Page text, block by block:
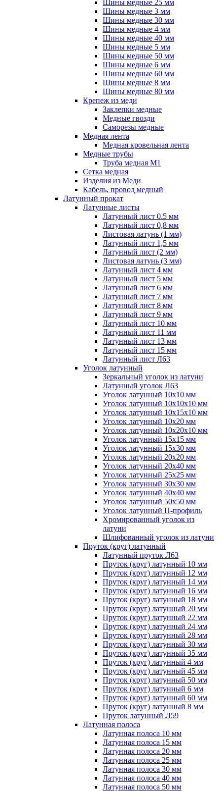
Шины медные 25 мм
Шины медные 3 мм
Шины медные 30 мм
Шины медные 4 мм
Шины медные 40 мм
Шины медные 5 мм
Шины медные 50 мм
Шины медные 6 мм
Шины медные 60 мм
Шины медные 8 мм
Шины медные 80 мм
Крепеж из меди
Заклепки медные
Медные гвозди
Саморезы медные
Медная лента
Медная кровельная лента
Медные трубы
Труба медная М1
Сетка медная
Изделия из Меди
Кабель, провод медный
Латунный прокат
Латунные листы
Латунный лист 0.5 мм
Латунный лист 0,8 мм
Листовая латунь (1 мм)
Латунный лист 1,5 мм
Латунный лист (2 мм)
Листовая латунь (3 мм)
Латунный лист 4 мм
Латунный лист 5 мм
Латунный лист 6 мм
Латунный лист 7 мм
Латунный лист 8 мм
Латунный лист 9 мм
Латунный лист 10 мм
Латунный лист 11 мм
Латунный лист 13 мм
Латунный лист 15 мм
Латунный лист Л63
Уголок латунный
Зеркальный уголок из латуни
Латунный уголок Л63
Уголок латунный 10x10 мм
Уголок латунный 10x10x10 мм
Уголок латунный 10x15x10 мм
Уголок латунный 10x20 мм
Уголок латунный 10x20x10 мм
Уголок латунный 15x15 мм
Уголок латунный 15x30 мм
Уголок латунный 20x20 мм
Уголок латунный 20x40 мм
Уголок латунный 25x25 мм
Уголок латунный 30x30 мм
Уголок латунный 40x40 мм
Уголок латунный 50x50 мм
Уголок латунный П-профиль
Хромированный уголок из
латуни
Шлифованный уголок из латуни
Пруток (круг) латунный
Латунный пруток Л63
Пруток (круг) латунный 10 мм
Пруток (круг) латунный 12 мм
Пруток (круг) латунный 14 мм
Пруток (круг) латунный 16 мм
Пруток (круг) латунный 18 мм
Пруток (круг) латунный 20 мм
Пруток (круг) латунный 22 мм
Пруток (круг) латунный 24 мм
Пруток (круг) латунный 28 мм
Пруток (круг) латунный 30 мм
Пруток (круг) латунный 35 мм
Пруток (круг) латунный 4 мм
Пруток (круг) латунный 45 мм
Пруток (круг) латунный 50 мм
Пруток (круг) латунный 6 мм
Пруток (круг) латунный 60 мм
Пруток (круг) латунный 8 мм
Пруток латунный Л59
Латунная полоса
Латунная полоса 10 мм
Латунная полоса 15 мм
Латунная полоса 20 мм
Латунная полоса 25 мм
Латунная полоса 30 мм
Латунная полоса 40 мм
Латунная полоса 50 мм